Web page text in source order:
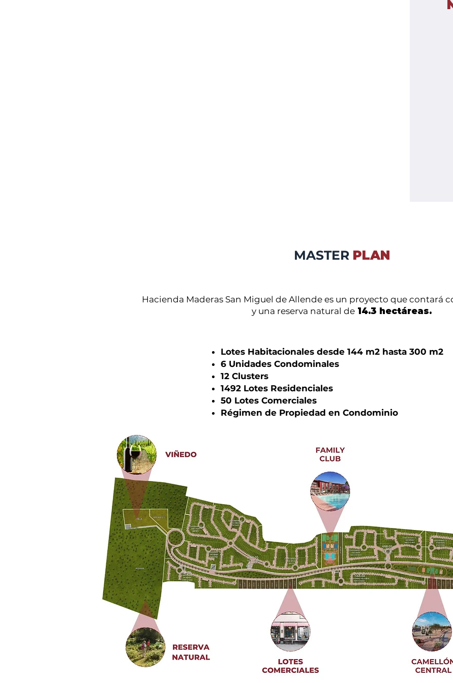
MASTER PLAN
Hacienda Maderas San Miguel de Allende es un proyecto que contará
y una reserva natural de14.3 hectáreas.
Lotes Habitacionales desde 144 m2 hasta 300 m2
6 Unidades Condominales
12 Clusters
1492 Lotes Residenciales
50 Lotes Comerciales
Régimen de Propiedad en Condominio